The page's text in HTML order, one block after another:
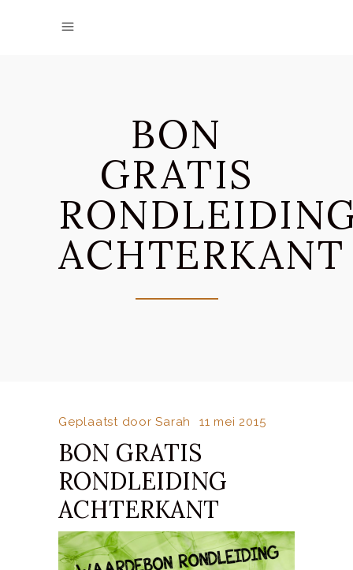
BON
GRATIS
ACHTERKANT
Geplaatst doorSarah 11 mei 2015
BON GRATIS
RONDLEIDING
ACHTERKANT